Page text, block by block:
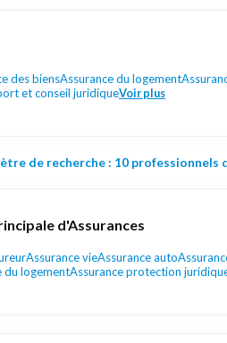
des biensAssurance du logement
et conseil juridiqueVoir plus
de recherche : 10 professionnels
d'Assurances
Assurance vieAssurance auto
du logementAssurance protection